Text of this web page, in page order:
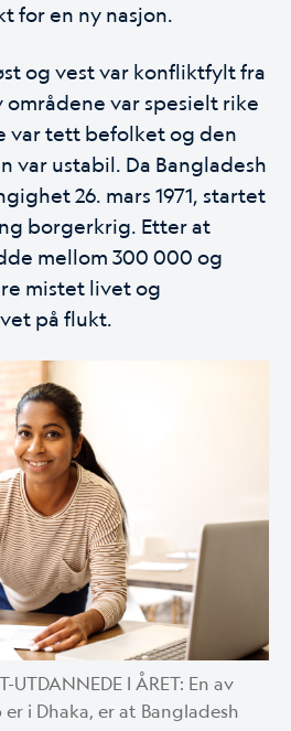
for en ny nasjon.
og vest var konfliktfylt fra
områdene var spesielt rike
var tett befolket og den
var ustabil. Da Bangladesh
26. mars 1971, startet
borgerkrig. Etter at
mellom 300 000 og
mistet livet og
på flukt.
UTDANNEDE I ÅRET: En av
i Dhaka, er at Bangladesh